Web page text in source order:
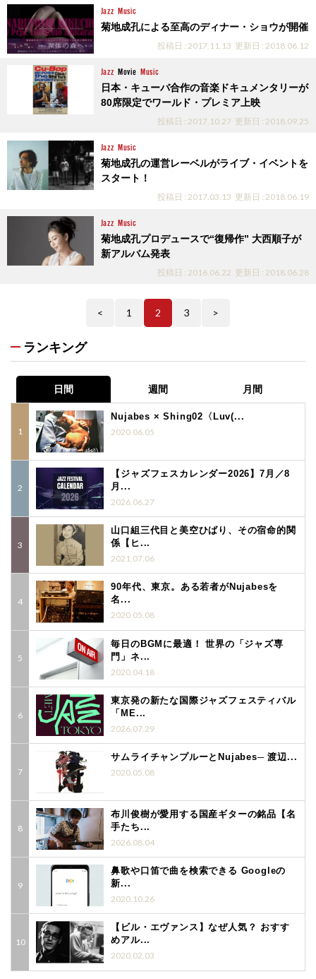
Jazz Music
菊地成孔による至高のディナー・ショウが開催
投稿日 : 2017.11.13 更新日 : 2018.06.12
Jazz Movie Music
日本・キューバ合作の音楽ドキュメンタリーが
80席限定でワールド・プレミア上映
投稿日 : 2017.10.27 更新日 : 2018.09.25
Jazz Music
菊地成孔の運営レーベルがライブ・イベントを
スタート！
投稿日 : 2017.03.13 更新日 : 2018.06.19
Jazz Music
菊地成孔プロデュースで“復帰作” 大西順子が
新アルバム発表
投稿日 : 2016.06.22 更新日 : 2018.06.28
< 1 2 3 >
ランキング
日間 週間 月間
Nujabes × Shing02〈Luv(...
2020.06.05
【ジャズフェスカレンダー2026】7月／8
月...
2026.06.27
山口組三代目と美空ひばり、その宿命的関
係【ヒ...
2021.07.06
90年代、東京。ある若者がNujabesを
名...
2020.05.08
毎日のBGMに最適！ 世界の「ジャズ専
門」ネ...
2020.04.18
東京発の新たな国際ジャズフェスティバル
「ME...
2026.07.29
サムライチャンプルーとNujabes─ 渡辺...
2020.05.08
布川俊樹が愛用する国産ギターの銘品【名
手たち...
2026.08.04
鼻歌や口笛で曲を検索できる Googleの
新...
2020.10.26
【ビル・エヴァンス】なぜ人気？ おすす
めアル...
2020.02.03